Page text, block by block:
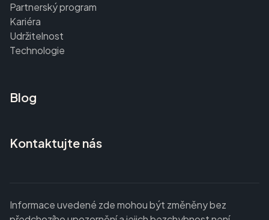
Partnerský program
Kariéra
Udržitelnost
Technologie
Blog
Kontaktujte nás
Informace uvedené zde mohou být změněny bez